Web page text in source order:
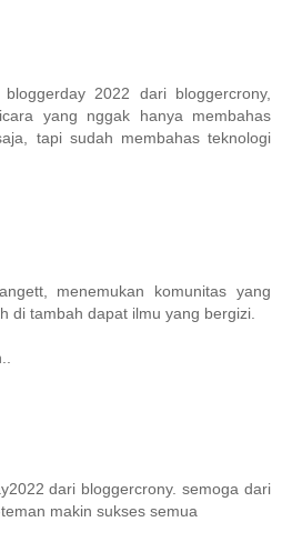
2022 dari bloggercrony,
yang nggak hanya membahas
tapi sudah membahas teknologi
menemukan komunitas yang
di tambah dapat ilmu yang bergizi.
dari bloggercrony. semoga dari
makin sukses semua